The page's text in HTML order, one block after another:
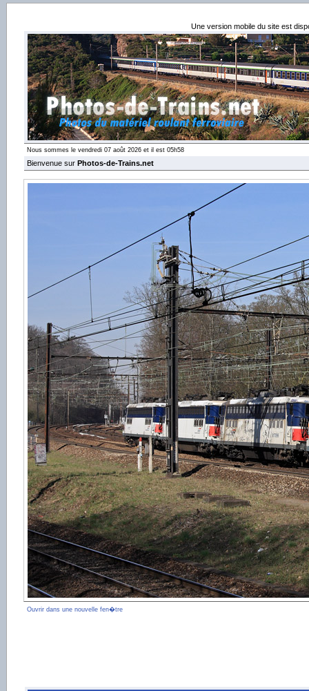
Une version mobile du site est
Nous sommes le vendredi 07 août 2026 et il est 05h58
Bienvenue sur Photos-de-Trains.net
Ouvrir dans une nouvelle fen�tre